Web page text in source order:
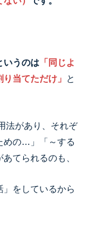
いうのは 「同じよ
当てただけ」 と
法があり、それぞ
めの…」「～する
てられるのも、
」をしているから